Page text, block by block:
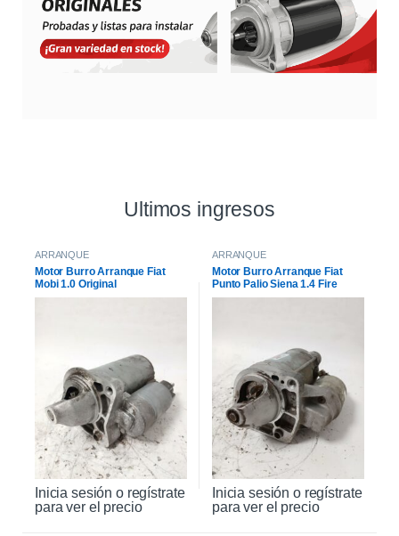
Ultimos ingresos
ARRANQUE
Motor Burro Arranque Fiat
Mobi 1.0 Original
Inicia sesión o regístrate
para ver el precio
ARRANQUE
Motor Burro Arranque Fiat
Punto Palio Siena 1.4 Fire
Original
Inicia sesión o regístrate
para ver el precio